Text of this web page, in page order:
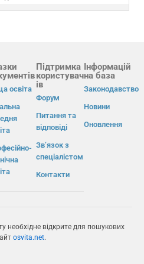
освіта
Підтримка
користувач
ів
Форум
Питання та
відповіді
Зв’язок з
спеціалістом
Контакти
Інформацій
на база
Законодавство
Новини
Оновлення
необхідне відкрите для пошукових
osvita.net.